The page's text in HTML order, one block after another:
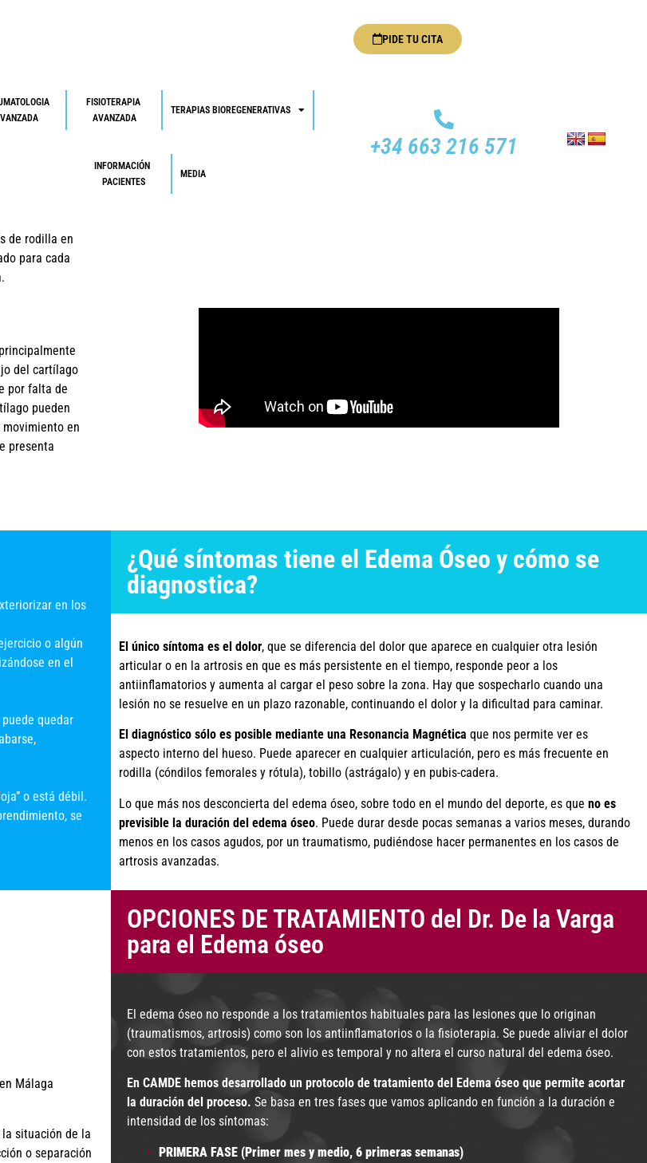
PIDE TU CITA
FISIOTERAPIA
AVANZADA
TERAPIAS BIOREGENERATIVAS
INFORMACIÓN
PACIENTES
MEDIA
+34 663 216 571
de rodilla en
para cada
del cartílago
por falta de
pueden
en
presenta
en los
o algún
en el
quedar
o está débil.
se
¿Qué síntomas tiene el Edema Óseo y cómo se
diagnostica?
El único síntoma es el dolor, que se diferencia del dolor que aparece en cualquier otra lesión
articular o en la artrosis en que es más persistente en el tiempo, responde peor a los
antiinflamatorios y aumenta al cargar el peso sobre la zona. Hay que sospecharlo cuando una
lesión no se resuelve en un plazo razonable, continuando el dolor y la dificultad para caminar.
El diagnóstico sólo es posible mediante una Resonancia Magnética que nos permite ver es
aspecto interno del hueso. Puede aparecer en cualquier articulación, pero es más frecuente en
rodilla (cóndilos femorales y rótula), tobillo (astrágalo) y en pubis-cadera.
Lo que más nos desconcierta del edema óseo, sobre todo en el mundo del deporte, es que no es
previsible la duración del edema óseo. Puede durar desde pocas semanas a varios meses, durando
menos en los casos agudos, por un traumatismo, pudiéndose hacer permanentes en los casos de
artrosis avanzadas.
Málaga
situación de la
o separación
OPCIONES DE TRATAMIENTO del Dr. De la Varga
para el Edema óseo
El edema óseo no responde a los tratamientos habituales para las lesiones que lo originan
(traumatismos, artrosis) como son los antiinflamatorios o la fisioterapia. Se puede aliviar el dolor
con estos tratamientos, pero el alivio es temporal y no altera el curso natural del edema óseo.
En CAMDE hemos desarrollado un protocolo de tratamiento del Edema óseo que permite acortar
la duración del proceso. Se basa en tres fases que vamos aplicando en función a la duración e
intensidad de los síntomas:
PRIMERA FASE (Primer mes y medio, 6 primeras semanas)